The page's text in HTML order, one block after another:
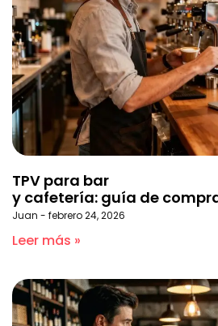
TPV para bar
y cafetería: guía de
Juan febrero 24, 2026
Leer más »